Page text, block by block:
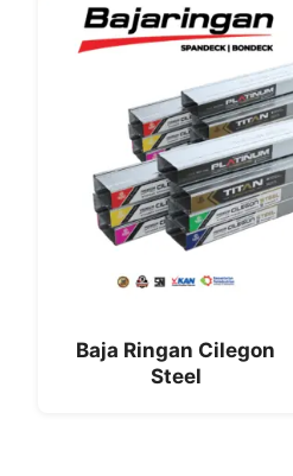
Baja Ringan Cilegon
Steel